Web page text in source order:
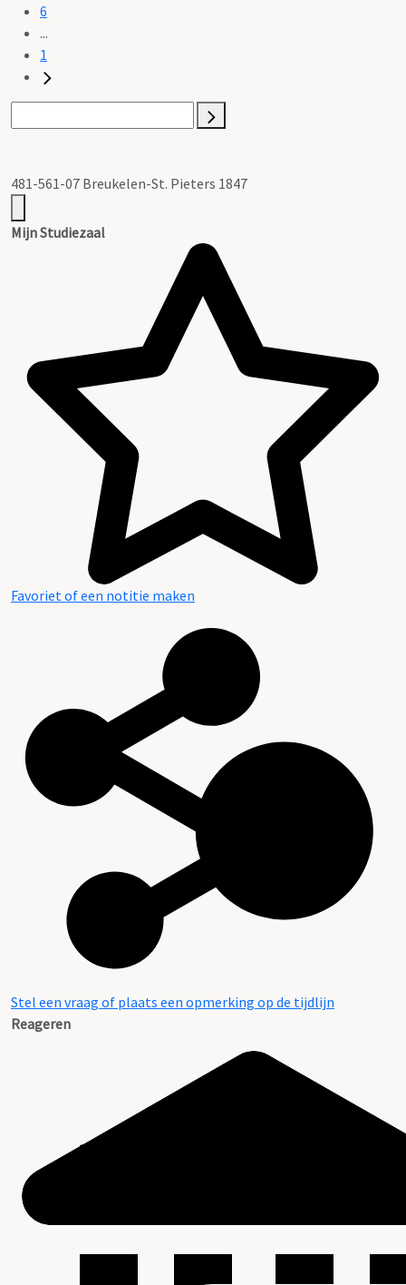
6
...
1
481-561-07 Breukelen-St. Pieters 1847
Mijn Studiezaal
Favoriet of een notitie maken
Stel een vraag of plaats een opmerking op de tijdlijn
Reageren